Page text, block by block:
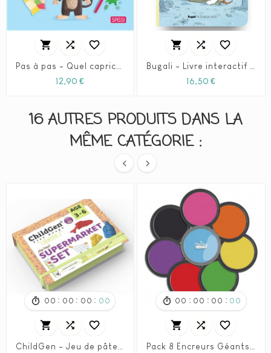
  
12,90 €Prix
  
16,50 €Prix
16 AUTRES PRODUITS DANS LA
MÊME CATÉGORIE :
 
00 : 00 : 00 : 00
  
00 : 00 : 00 : 00
  